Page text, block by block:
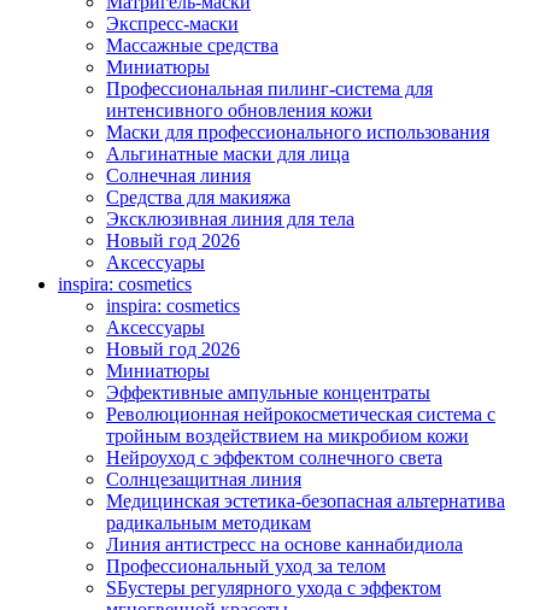
Экспресс-маски
Массажные средства
Миниатюры
Профессиональная пилинг-система для
интенсивного обновления кожи
Маски для профессионального использования
Альгинатные маски для лица
Солнечная линия
Средства для макияжа
Эксклюзивная линия для тела
Новый год 2026
Аксессуары
inspira: cosmetics
inspira: cosmetics
Аксессуары
Новый год 2026
Миниатюры
Эффективные ампульные концентраты
Революционная нейрокосметическая система с
тройным воздействием на микробиом кожи
Нейроуход с эффектом солнечного света
Солнцезащитная линия
Медицинская эстетика-безопасная альтернатива
радикальным методикам
Линия антистресс на основе каннабидиола
Профессиональный уход за телом
SБустеры регулярного ухода с эффектом